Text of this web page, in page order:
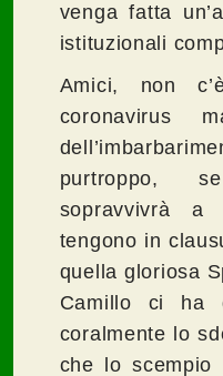
venga fatta
istituzionali
Amici, non
coronavirus
purtroppo,
sopravvivrà
tengono in
quella gloriosa
Camillo ci ha
coralmente lo
che lo scempio